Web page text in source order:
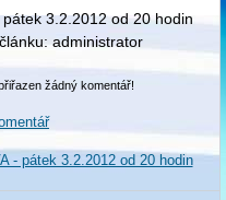
3.2.2012 od 20 hodin
administrator
žádný komentář!
- pátek 3.2.2012 od 20 hodin